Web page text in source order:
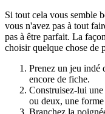
Si tout cela vous semble
vous n'avez pas à tout
pas à être parfait. La
choisir quelque chose de
Prenez un jeu indé
encore de fiche.
Construisez-lui
ou deux, une